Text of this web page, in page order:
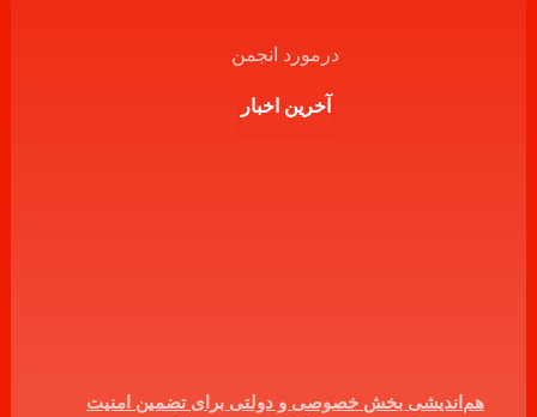
درمورد انجمن
آخرین اخبار
هم‌اندیشی بخش خصوصی و دولتی برای تضمین امنیت